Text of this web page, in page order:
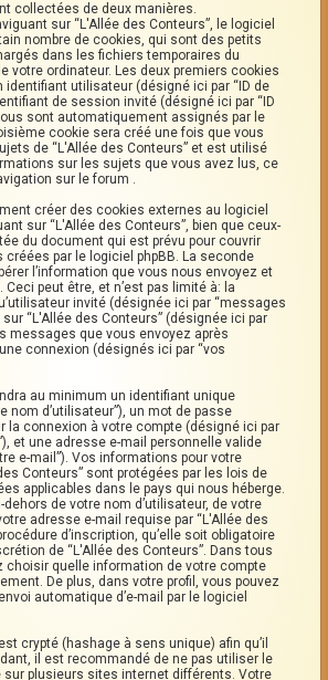
collectées de deux manières.
sur “L'Allée des Conteurs”, le logiciel
nombre de cookies, qui sont des petits
dans les fichiers temporaires du
votre ordinateur. Les deux premiers cookies
identifiant utilisateur (désigné ici par “ID de
de session invité (désigné ici par “ID
sont automatiquement assignés par le
cookie sera créé une fois que vous
de “L'Allée des Conteurs” et est utilisé
sur les sujets que vous avez lus, ce
sur le forum .
créer des cookies externes au logiciel
sur “L'Allée des Conteurs”, bien que ceux-
du document qui est prévu pour couvrir
par le logiciel phpBB. La seconde
l’information que vous nous envoyez et
peut être, et n’est pas limité à: la
invité (désignée ici par “messages
sur “L'Allée des Conteurs” (désignée ici par
messages que vous envoyez après
connexion (désignés ici par “vos
au minimum un identifiant unique
nom d’utilisateur”), un mot de passe
la connexion à votre compte (désigné ici par
et une adresse e-mail personnelle valide
e-mail”). Vos informations pour votre
Conteurs” sont protégées par les lois de
applicables dans le pays qui nous héberge.
de votre nom d’utilisateur, de votre
adresse e-mail requise par “L'Allée des
d’inscription, qu’elle soit obligatoire
de “L'Allée des Conteurs”. Dans tous
choisir quelle information de votre compte
De plus, dans votre profil, vous pouvez
automatique d’e-mail par le logiciel
crypté (hashage à sens unique) afin qu’il
il est recommandé de ne pas utiliser le
plusieurs sites internet différents. Votre